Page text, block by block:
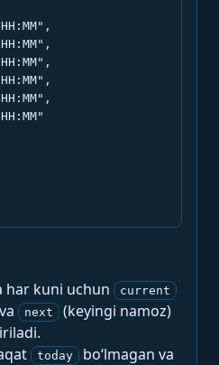
har kuni uchun current
next
(keyingi namoz)
today
bo‘lmagan va